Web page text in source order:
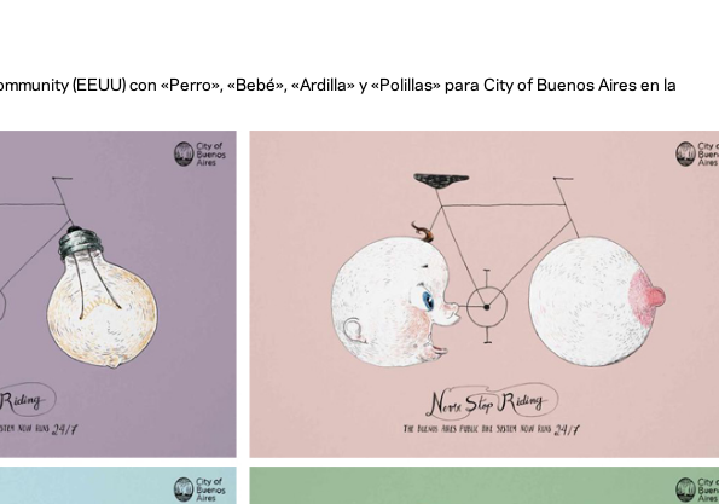
(EEUU) con «Perro», «Bebé», «Ardilla» y «Polillas» para City of Buenos Aires en la